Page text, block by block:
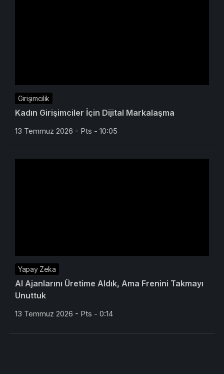
Girişimcilik
Kadın Girişimciler İçin Dijital Markalaşma
13 Temmuz 2026 - Pts - 10:05
Yapay Zeka
AI Ajanlarını Üretime Aldık, Ama Frenini Takmayı
Unuttuk
13 Temmuz 2026 - Pts - 0:14